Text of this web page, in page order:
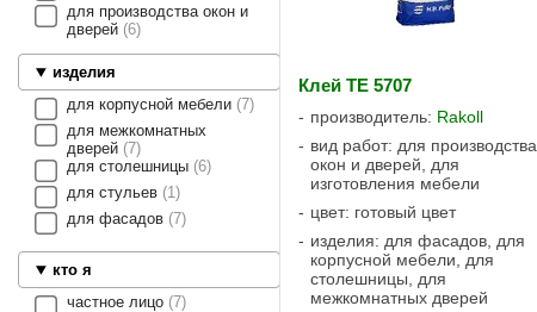
для производства окон и
дверей 6
изделия
для корпусной мебели 7
для межкомнатных
дверей 7
для столешницы 6
для стульев 1
для фасадов 7
кто я
частное лицо 7
Клей TE 5707
производитель: Rakoll
вид работ: для производства
окон и дверей, для
изготовления мебели
цвет: готовый цвет
изделия: для фасадов, для
корпусной мебели, для
столешницы, для
межкомнатных дверей